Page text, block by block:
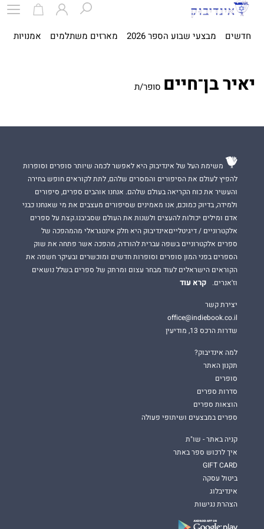
חדשים מבצעי שבוע הספר 2026 מארזים משתלמים אמנויות
יאיר בן־חיים סופר/ת
משימת העל של אינדיבוק היא לאפשר לכמה שיותר סופרים וסופרות
להפיץ לעולם את הסיפורים והמסרים שלהם, לתת לקוראים חופש בחירה
והעשיר את כוח הקריאה בעולם שלהם. אנחנו אוהבים ספרים, סיפורים
ולמידה, בדיוק כמוכם, אנו מאמינים שסיפורים מעצבים את מי שאנחנו כבני
אדם ומילים יכולות להעצים ולשנות את העולם שסביבנו.קצת על ספרים
אלקטרוניים / דיגיטלייםאינדיבוק היא חלק אינטגראלי מהמהפכה של
ספרים אלקטרוניים בשפה עברית להורדה, מהפכה אשר פתחה את שוק
הספרים בפני המון סופרים וסופרות חדשים ומוכשרים ובעיקר חשפה את
הקוראים הישראלים לעוד מבחר עצום ומרתק של ספרים בשלל נושאים
וז'אנרים.
קרא עוד
יצירת קשר
office@indiebook.co.il
שדרות הרכס 13, מודיעין
למה אינדיבוק?
תקנון האתר
סופרים
סדרות ספרים
הוצאות ספרים
ספרים במבצעים ושיתופי פעולה
קניה באתר - שו"ת
איך לרכוש ספר באתר
GIFT CARD
ביטול עסקה
אינדיבלוג
הצהרת נגישות